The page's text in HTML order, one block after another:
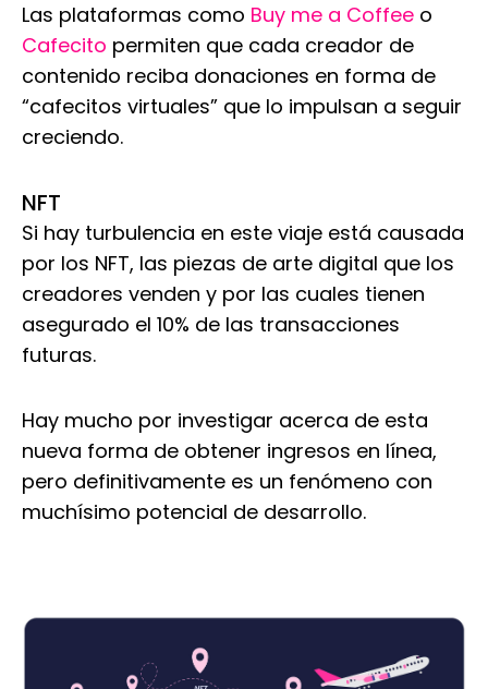
Las plataformas como Buy me a Coffee o
Cafecito permiten que cada creador de
contenido reciba donaciones en forma de
“cafecitos virtuales” que lo impulsan a seguir
creciendo.
NFT
Si hay turbulencia en este viaje está causada
por los NFT, las piezas de arte digital que los
creadores venden y por las cuales tienen
asegurado el 10% de las transacciones
futuras.
Hay mucho por investigar acerca de esta
nueva forma de obtener ingresos en línea,
pero definitivamente es un fenómeno con
muchísimo potencial de desarrollo.